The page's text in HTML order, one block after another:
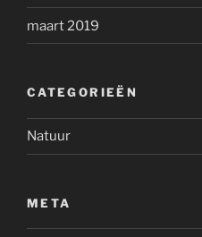
maart 2019
CATEGORIEËN
Natuur
META